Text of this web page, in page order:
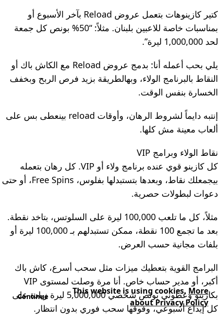
كتير كازينوهات بتعمل عروض Reload بآخر الأسبوع أو
بمناسبات خاصة للاعبين بلبنان. مثلاً: “50% بونص كل جمعة
لحد 1,000,000 ليرة”.
يلي بحب أعمله أنا: بدمج عروض Reload مع الكاش باك أو
النقاط بالبرنامج الولاء، وبهالطريقة بزيد فرص الربح وبخفف
الخسارة بنفس الوقت.
إنتبه دايماً لشروط الرهان، وأوقات reload بينعطى بس على
ألعاب معينة مش كلها.
نقاط الولاء وبرامج VIP
كل كازينو قوي عنده برنامج ولاء أو VIP. كل رهان بتعمله
بيجمعلك نقاط، وبعدها بتستبدلها بفلوس، Free Spins، أو حتى
دعوات لبطولات حصرية.
مثلاً، كل ما تلعب 100,000 ليرة على السلوتس، بتاخد نقطة.
بعد ما تجمع 100 نقطة، ممكن تستبدلهم بـ 100,000 ليرة أو
بلفات مجانية حسب العرض.
البرامج القوية بتعطيك ميزات مثل سحب أسرع، كاش باك
أكبر، أو مدير حساب خاص. أنا مرة وصلت لمستوى VIP
بكازينو وعطوني بونص شخصي 5,000,000 ليرة زيادة على
كل إيداع أسبوعي، وفوقها سحب فوري بدون انتظار.
This website is using cookies. More
about Privacy Policy
Continue